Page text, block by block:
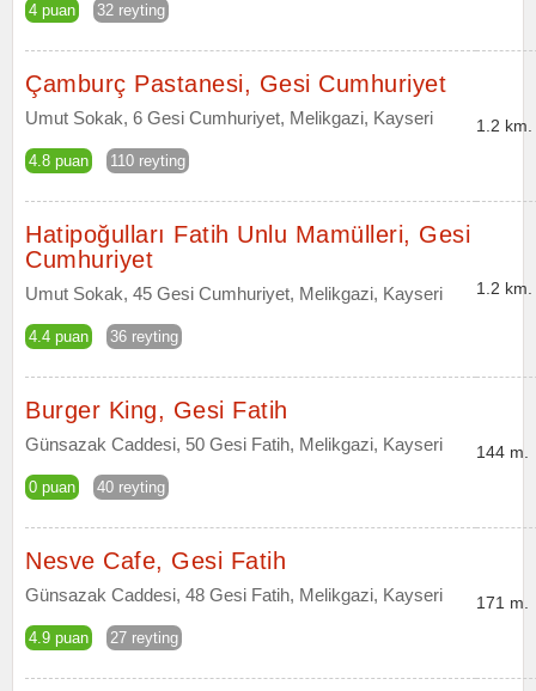
4 puan 32 reyting
Çamburç Pastanesi, Gesi Cumhuriyet
Umut Sokak, 6 Gesi Cumhuriyet, Melikgazi, Kayseri
4.8 puan 110 reyting
1.2 km.
Hatipoğulları Fatih Unlu Mamülleri, Gesi
Cumhuriyet
Umut Sokak, 45 Gesi Cumhuriyet, Melikgazi, Kayseri
4.4 puan 36 reyting
1.2 km.
Burger King, Gesi Fatih
Günsazak Caddesi, 50 Gesi Fatih, Melikgazi, Kayseri
0 puan 40 reyting
144 m.
Nesve Cafe, Gesi Fatih
Günsazak Caddesi, 48 Gesi Fatih, Melikgazi, Kayseri
4.9 puan 27 reyting
171 m.